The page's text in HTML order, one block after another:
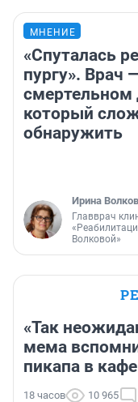
МНЕНИЕ
«Спуталась
пургу». Врач
смертельном
который
обнаружить
Ирина
Главврач
Волковой»
«Так
мема
пикапа в
18 часов 10 965